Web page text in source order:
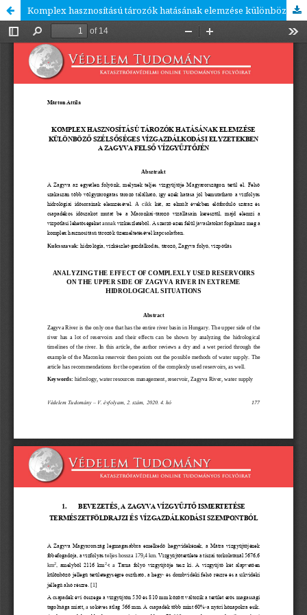
Komplex hasznosítású tározók hatásának elemzése különböző szélsőséges vízgazdálkodási helyzetekben a Zagyva felső vízgyűjtőjén